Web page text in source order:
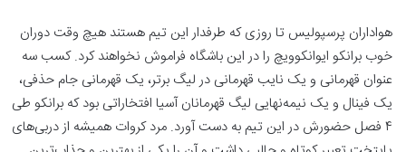
هواداران پرسپولیس تا روزی که طرفدار این تیم هستند هیچ وقت دوران
خوب برانکو ایوانکوویچ را در این باشگاه فراموش نخواهند کرد. کسب سه
عنوان قهرمانی و یک نایب قهرمانی در لیگ برتر، یک قهرمانی جام حذفی،
یک فینال و یک نیمه‌نهایی لیگ قهرمانان آسیا افتخاراتی بود که برانکو طی
۴ فصل حضورش در این تیم به دست آورد. مرد کروات همیشه از دربی‌های